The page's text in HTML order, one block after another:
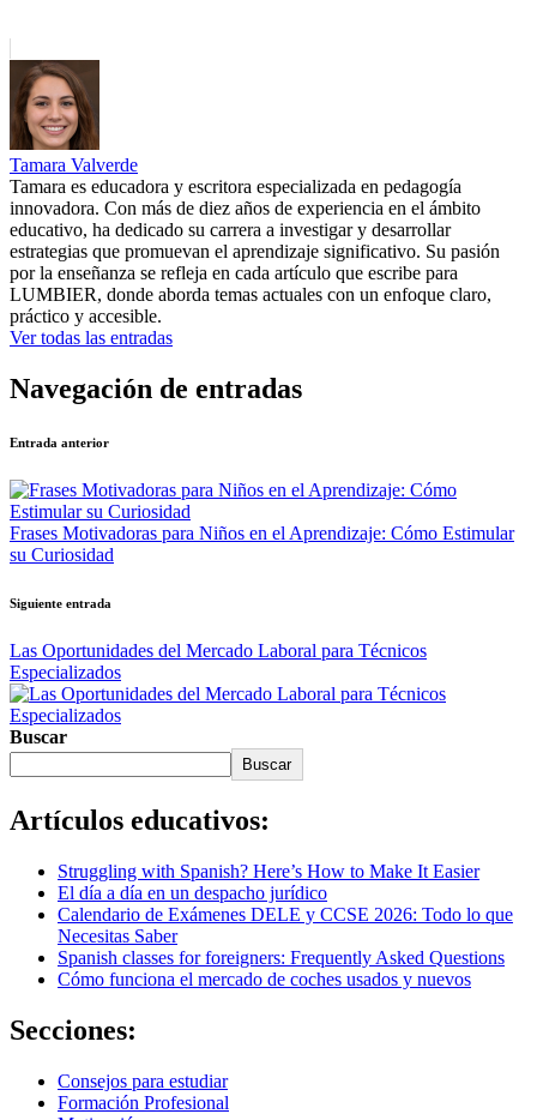
Tamara Valverde
Tamara es educadora y escritora especializada en pedagogía
innovadora. Con más de diez años de experiencia en el ámbito
educativo, ha dedicado su carrera a investigar y desarrollar
estrategias que promuevan el aprendizaje significativo. Su pasión
por la enseñanza se refleja en cada artículo que escribe para
LUMBIER, donde aborda temas actuales con un enfoque claro,
práctico y accesible.
Ver todas las entradas
Navegación de entradas
Entrada anterior
Frases Motivadoras para Niños en el Aprendizaje: Cómo Estimular
su Curiosidad
Siguiente entrada
Las Oportunidades del Mercado Laboral para Técnicos
Especializados
Buscar
Buscar
Artículos educativos:
Struggling with Spanish? Here’s How to Make It Easier
El día a día en un despacho jurídico
Calendario de Exámenes DELE y CCSE 2026: Todo lo que
Necesitas Saber
Spanish classes for foreigners: Frequently Asked Questions
Cómo funciona el mercado de coches usados y nuevos
Secciones:
Consejos para estudiar
Formación Profesional